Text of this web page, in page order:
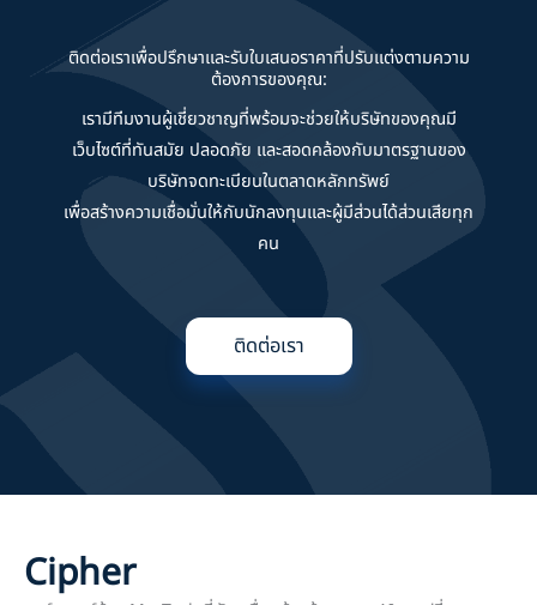
ติดต่อเราเพื่อปรึกษาและรับใบเสนอราคาที่ปรับแต่งตามความ
ต้องการของคุณ:
เรามีทีมงานผู้เชี่ยวชาญที่พร้อมจะช่วยให้บริษัทของคุณมี
เว็บไซต์ที่ทันสมัย ปลอดภัย และสอดคล้องกับมาตรฐานของ
บริษัทจดทะเบียนในตลาดหลักทรัพย์
เพื่อสร้างความเชื่อมั่นให้กับนักลงทุนและผู้มีส่วนได้ส่วนเสียทุก
คน
ติดต่อเรา
Cipher